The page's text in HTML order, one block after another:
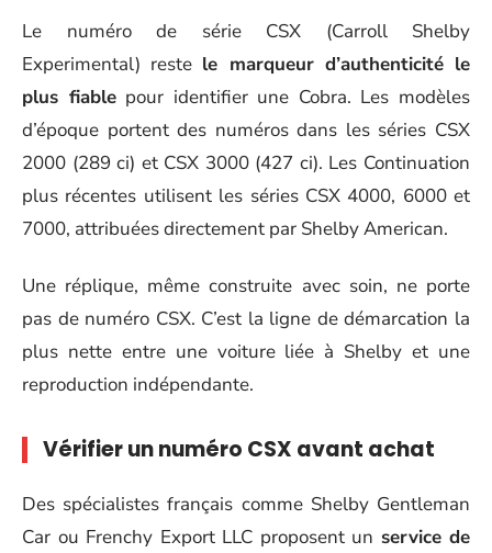
Le numéro de série CSX (Carroll Shelby
Experimental) reste le marqueur d’authenticité le
plus fiablepour identifier une Cobra. Les modèles
d’époque portent des numéros dans les séries CSX
2000 (289 ci) et CSX 3000 (427 ci). Les Continuation
plus récentes utilisent les séries CSX 4000, 6000 et
7000, attribuées directement par Shelby American.
Une réplique, même construite avec soin, ne porte
pas de numéro CSX. C’est la ligne de démarcation la
plus nette entre une voiture liée à Shelby et une
reproduction indépendante.
Vérifier un numéro CSX avant achat
Des spécialistes français comme Shelby Gentleman
Car ou Frenchy Export LLC proposent un service de